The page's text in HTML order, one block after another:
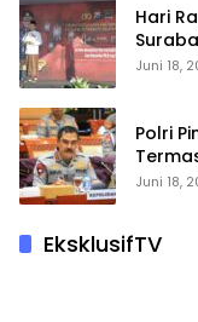
Hari
Juni 18,
Polri
Juni 18,
EksklusifTV